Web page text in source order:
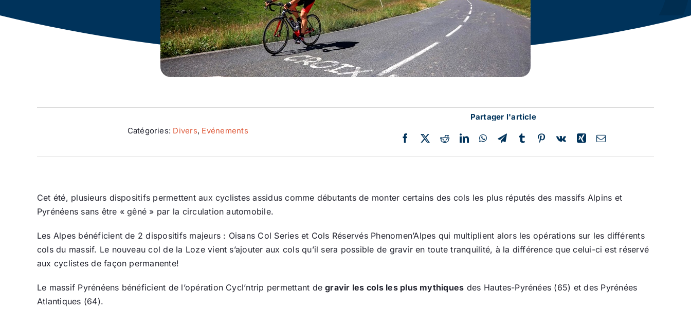
Catégories: Divers, Evénements
Partager l'article
Cet été, plusieurs dispositifs permettent aux cyclistes assidus comme débutants de monter certains des cols les plus réputés des massifs Alpins et
Pyrénéens sans être « gêné » par la circulation automobile.
Les Alpes bénéficient de 2 dispositifs majeurs : Oisans Col Series et Cols Réservés Phenomen’Alpes qui multiplient alors les opérations sur les différents
cols du massif. Le nouveau col de la Loze vient s’ajouter aux cols qu’il sera possible de gravir en toute tranquilité, à la différence que celui-ci est réservé
aux cyclistes de façon permanente!
Le massif Pyrénéens bénéficient de l’opération Cycl’ntrip permettant degravir les cols les plus mythiques des Hautes-Pyrénées (65) et des Pyrénées
Atlantiques (64).